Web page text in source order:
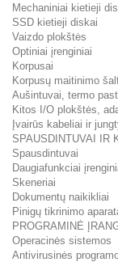
Mechaniniai kietieji
SSD kietieji diskai
Vaizdo plokštės
Optiniai įrenginiai
Korpusai
Korpusų maitinimo
Aušintuvai, termo
Kitos I/O plokštės,
Įvairūs kabeliai ir
SPAUSDINTUVAI IR
Spausdintuvai
Daugiafunkciai
Skeneriai
Dokumentų naikikliai
Pinigų tikrinimo
PROGRAMINĖ
Operacinės sistemos
Antivirusinės